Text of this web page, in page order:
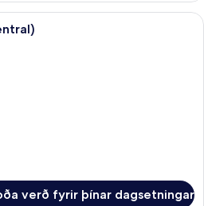
Herbergi - vísar að sjó (Central) |
verð fyrir þínar dagsetningar